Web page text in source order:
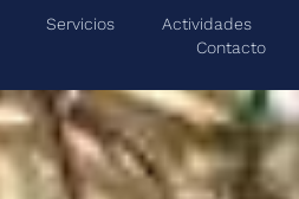
Servicios Actividades
Contacto